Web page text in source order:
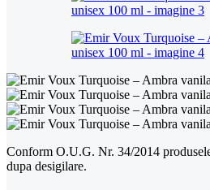
Conform O.U.G. Nr. 34/2014
dupa desigilare.